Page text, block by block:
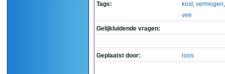
Tags:
kost, vermogen
vee
Gelijkluidende vragen:
Geplaatst door: roos